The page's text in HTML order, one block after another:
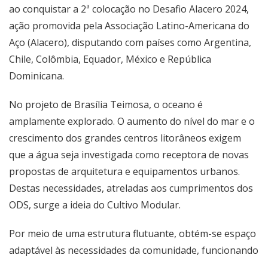
ao conquistar a 2ª colocação no Desafio Alacero 2024,
ação promovida pela Associação Latino-Americana do
Aço (Alacero), disputando com países como Argentina,
Chile, Colômbia, Equador, México e República
Dominicana.
No projeto de Brasília Teimosa, o oceano é
amplamente explorado. O aumento do nível do mar e o
crescimento dos grandes centros litorâneos exigem
que a água seja investigada como receptora de novas
propostas de arquitetura e equipamentos urbanos.
Destas necessidades, atreladas aos cumprimentos dos
ODS, surge a ideia do Cultivo Modular.
Por meio de uma estrutura flutuante, obtém-se espaço
adaptável às necessidades da comunidade, funcionando